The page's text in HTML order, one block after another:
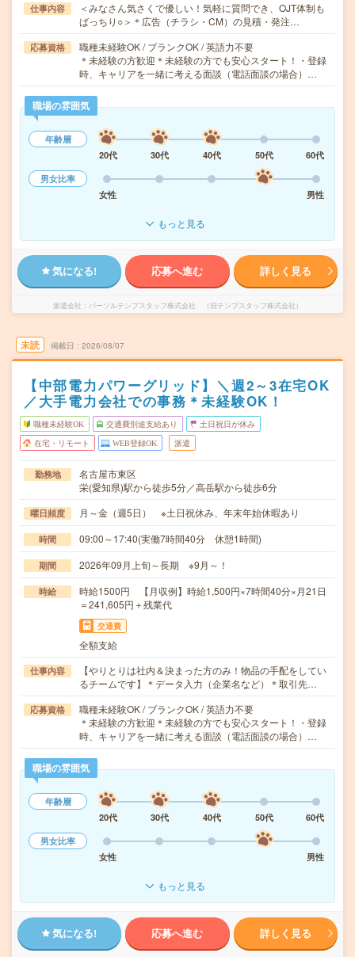
仕事内容
＜みなさん気さくで優しい！気軽に質問でき、OJT体制も
ばっちり○＞＊広告（チラシ・CM）の見積・発注…
応募資格
職種未経験OK / ブランクOK / 英語力不要
＊未経験の方歓迎＊未経験の方でも安心スタート！・登録
時、キャリアを一緒に考える面談（電話面談の場合）…
職場の雰囲気
年齢層
20代
30代 40代 50代
60代
男女比率
女性
男性
もっと見る
気になる! 応募へ進む 詳しく見る
派遣会社 パーソルテンプスタッフ株式会社 （旧テンプスタッフ株式会社）
未読 掲載日 2026/08/07
【中部電力パワーグリッド】＼週2～3在宅OK
／大手電力会社での事務＊未経験OK！
職種未経験OK 交通費別途支給あり 土日祝日が休み
在宅・リモート WEB登録OK 派遣
勤務地
名古屋市東区
栄(愛知県)駅から徒歩5分／高岳駅から徒歩6分
曜日頻度 月～金（週5日） ※土日祝休み、年末年始休暇あり
時間 09:00～17:40(実働7時間40分 休憩1時間)
期間 2026年09月上旬～長期 ※9月～！
時給
時給1500円 【月収例】時給1,500円×7時間40分×月21日
＝241,605円＋残業代
交通費
全額支給
仕事内容
【やりとりは社内＆決まった方のみ！物品の手配をしてい
るチームです】＊データ入力（企業名など）＊取引先…
応募資格
職種未経験OK / ブランクOK / 英語力不要
＊未経験の方歓迎＊未経験の方でも安心スタート！・登録
時、キャリアを一緒に考える面談（電話面談の場合）…
職場の雰囲気
年齢層
20代
30代 40代 50代
60代
男女比率
女性
男性
もっと見る
気になる! 応募へ進む 詳しく見る